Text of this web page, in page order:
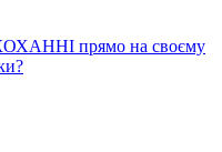
прямо на своєму